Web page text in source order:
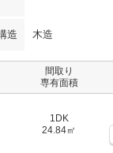
造 木造
間取り
専有面積
1DK
24.84㎡